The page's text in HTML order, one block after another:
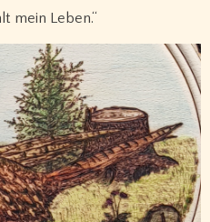
mein Leben.“